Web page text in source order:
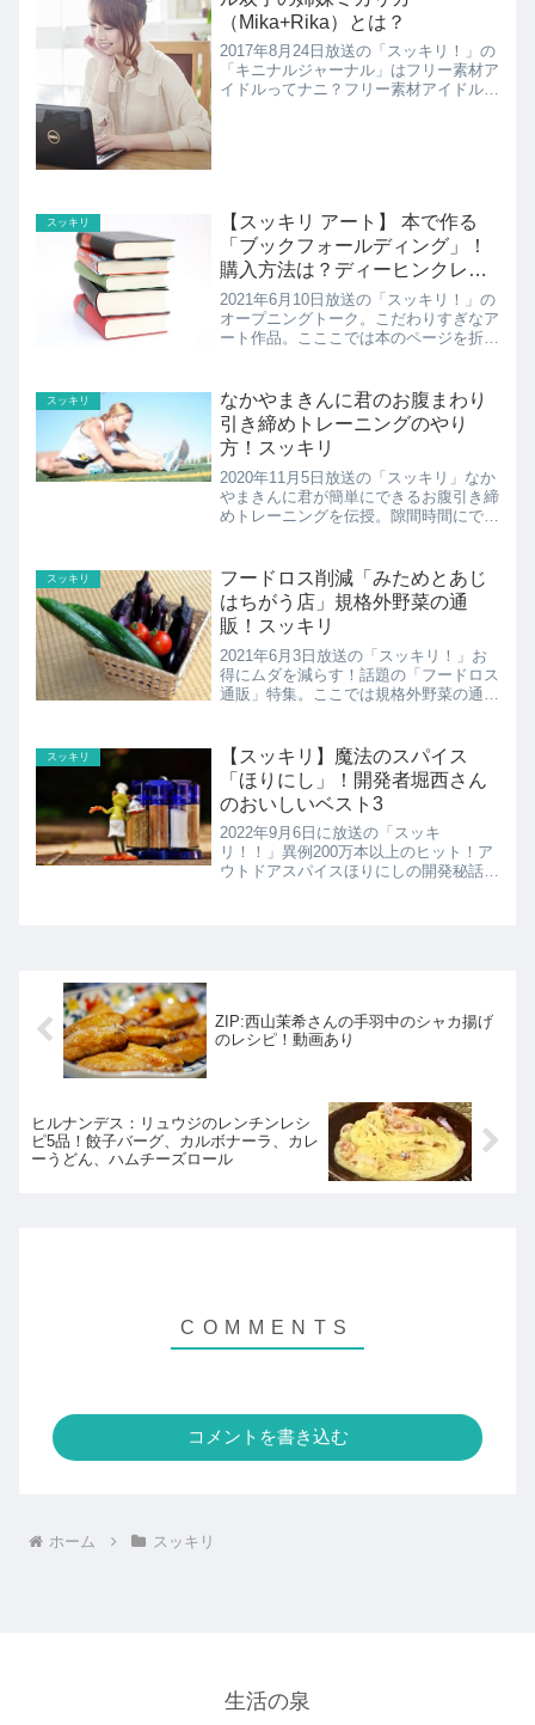
（Mika+Rika）とは？
2017年8月24日放送の「スッキリ！」の
「キニナルジャーナル」はフリー素材ア
イドルってナニ？フリー素材アイドルの
スッキリ
【スッキリ アート】 本で作る
「ブックフォールディング」！
購入方法は？ディーヒンクレイ
さん
2021年6月10日放送の「スッキリ！」の
オープニングトーク。こだわりすぎなア
ート作品。こここでは本のページを折っ
です！
スッキリ
なかやまきんに君のお腹まわり
引き締めトレーニングのやり
方！スッキリ
2020年11月5日放送の「スッキリ」なか
やまきんに君が簡単にできるお腹引き締
めトレーニングを伝授。隙間時間にでき
スッキリ
フードロス削減「みためとあじ
はちがう店」規格外野菜の通
販！スッキリ
2021年6月3日放送の「スッキリ！」お
得にムダを減らす！話題の「フードロス
通販」特集。ここでは規格外野菜の通販
スッキリ
【スッキリ】魔法のスパイス
「ほりにし」！開発者堀西さん
のおいしいベスト3
2022年9月6日に放送の「スッキ
リ！！」異例200万本以上のヒット！ア
ウトドアスパイスほりにしの開発秘話や
ZIP:西山茉希さんの手羽中のシャカ揚げ
のレシピ！動画あり
ヒルナンデス：リュウジのレンチンレシ
ピ5品！餃子バーグ、カルボナーラ、カレ
ーうどん、ハムチーズロール
コメントを書き込む
ホーム スッキリ
生活の泉